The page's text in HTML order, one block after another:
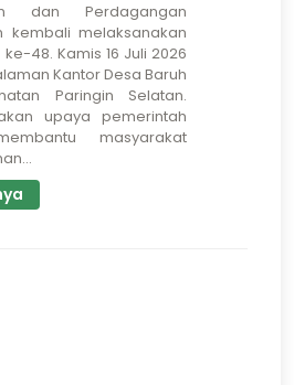
dan Perdagangan
kembali melaksanakan
48. Kamis 16 Juli 2026
Kantor Desa Baruh
Paringin Selatan.
upaya pemerintah
masyarakat